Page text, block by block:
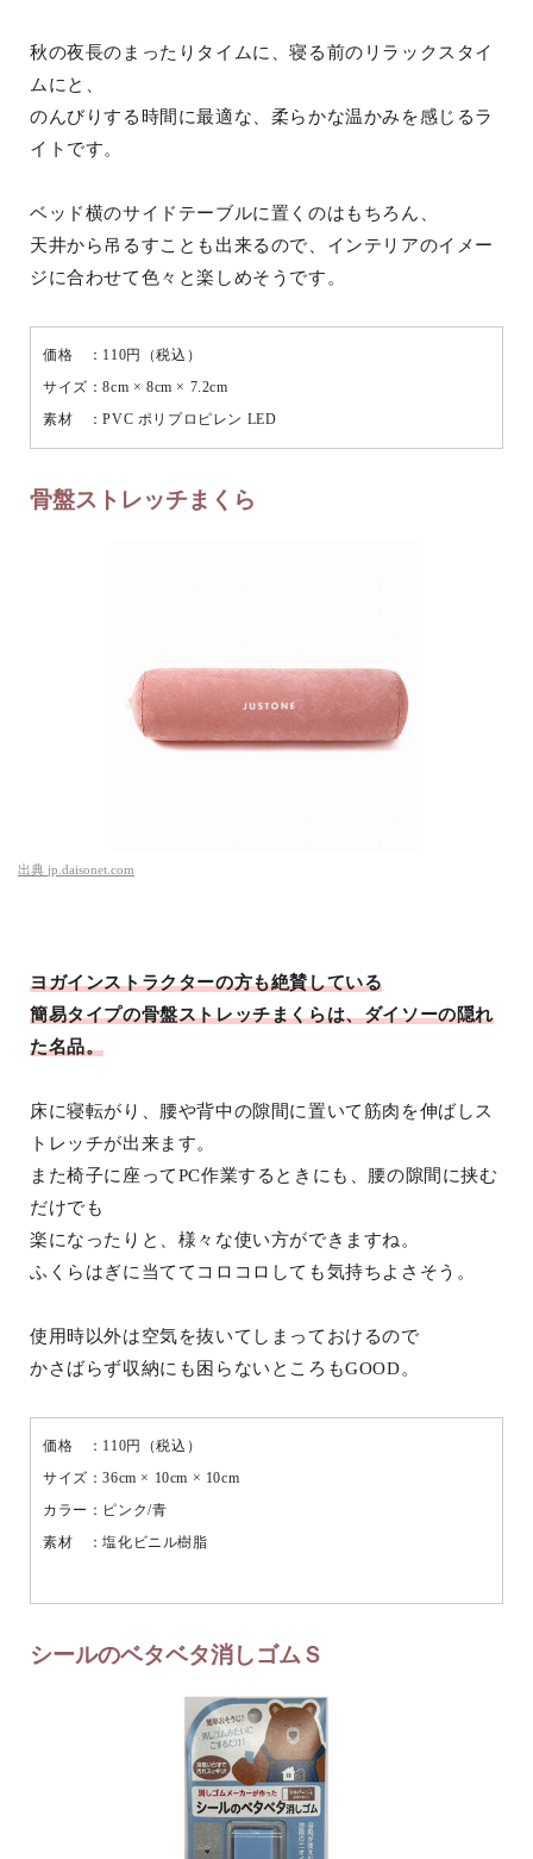
秋の夜長のまったりタイムに、寝る前のリラックスタイ
ムにと、
のんびりする時間に最適な、柔らかな温かみを感じるラ
イトです。
ベッド横のサイドテーブルに置くのはもちろん、
天井から吊るすことも出来るので、インテリアのイメー
ジに合わせて色々と楽しめそうです。
価格 ：110円（税込）
サイズ：8cm × 8cm × 7.2cm
素材 ：PVC ポリプロピレン LED
骨盤ストレッチまくら
出典 jp.daisonet.com
ヨガインストラクターの方も絶賛している
簡易タイプの骨盤ストレッチまくらは、ダイソーの隠れ
た名品。
床に寝転がり、腰や背中の隙間に置いて筋肉を伸ばしス
トレッチが出来ます。
また椅子に座ってPC作業するときにも、腰の隙間に挟む
だけでも
楽になったりと、様々な使い方ができますね。
ふくらはぎに当ててコロコロしても気持ちよさそう。
使用時以外は空気を抜いてしまっておけるので
かさばらず収納にも困らないところもGOOD。
価格 ：110円（税込）
サイズ：36cm × 10cm × 10cm
カラー：ピンク/青
素材 ：塩化ビニル樹脂
シールのベタベタ消しゴムＳ